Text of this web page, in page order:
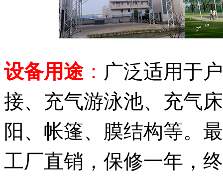
设备用途 ： 广泛适用于
接、充气游泳池、充气
阳、帐篷、膜结构等。
工厂直销，保修一年，